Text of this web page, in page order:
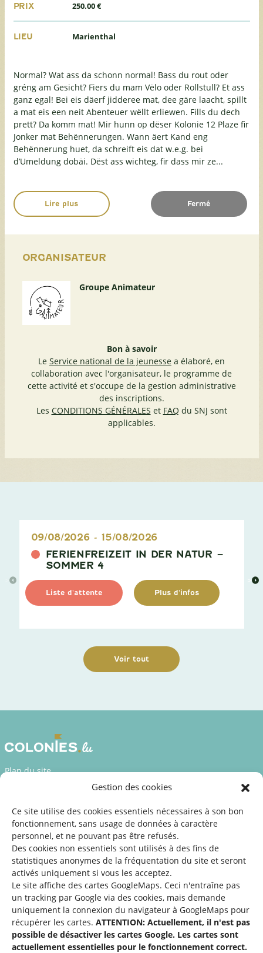
Gestion des cookies
Ce site utilise des cookies essentiels nécessaires à son bon
fonctionnement, sans usage de données à caractère
personnel, et ne pouvant pas être refusés.
Des cookies non essentiels sont utilisés à des fins de
statistiques anonymes de la fréquentation du site et seront
activés uniquement si vous les acceptez.
Le site affiche des cartes GoogleMaps. Ceci n'entraîne pas
un tracking par Google via des cookies, mais demande
uniquement la connexion du navigateur à GoogleMaps pour
récupérer les cartes. ATTENTION: Actuellement, il n'est pas
possible de désactiver les cartes Google. Les cartes sont
actuellement essentielles pour le fonctionnement correct.
PRIX 250.00 €
LIEU Marienthal
Normal? Wat ass da schonn normal! Bass du rout oder
gréng am Gesicht? Fiers du mam Vëlo oder Rollstull? Et ass
ganz egal! Bei eis däerf jidderee mat, dee gäre laacht, spillt
a mat eis een neit Abenteuer wëllt erliewen. Fills du dech
prett? Da komm mat! Mir hunn op dëser Kolonie 12 Plaze fir
Jonker mat Behënnerungen. Wann äert Kand eng
Behënnerung huet, da schreift eis dat w.e.g. bei
d’Umeldung dobäi. Dëst ass wichteg, fir dass mir ze...
Lire plus Fermé
ORGANISATEUR
Groupe Animateur
Bon à savoir
Le Service national de la jeunesse a élaboré, en
collaboration avec l'organisateur, le programme de
cette activité et s'occupe de la gestion administrative
des inscriptions.
Les CONDITIONS GÉNÉRALES et FAQ du SNJ sont
applicables.
FERIENFREIZEIT IN DER NATUR –
SOMMER 4
09/08/2026 - 15/08/2026
Liste d'attente Plus d'infos
Voir tout
Plan du site
Déclaration d’accessibilité
Mentions légales
©2026 SNJ
Une offre du